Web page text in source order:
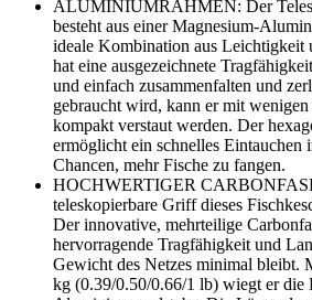
ALUMINIUMRAHMEN: Der
besteht aus einer Magnesium-
ideale Kombination aus Leichtigkeit
hat eine ausgezeichnete
und einfach zusammenfalten und
gebraucht wird, kann er mit
kompakt verstaut werden. Der
ermöglicht ein schnelles Eintauchen
Chancen, mehr Fische zu fangen.
HOCHWERTIGER
teleskopierbare Griff dieses
Der innovative, mehrteilige
hervorragende Tragfähigkeit und
Gewicht des Netzes minimal bleibt.
kg (0.39/0.50/0.66/1 lb) wiegt er die